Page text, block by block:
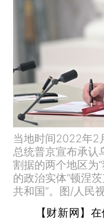
当地时间2022年2
总统普京宣布承认
割据的两个地区为
的政治实体“顿涅
共和国”。图/人民
【财新网】